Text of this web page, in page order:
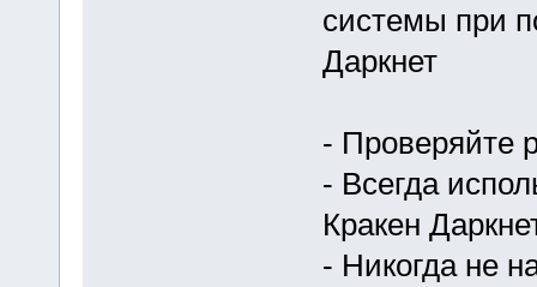
системы при
Даркнет
- Проверяйте
- Всегда
Кракен
- Никогда не